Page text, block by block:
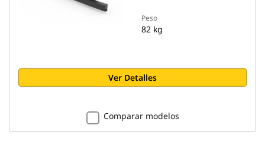
Peso
82 kg
Ver Detalles
Comparar modelos